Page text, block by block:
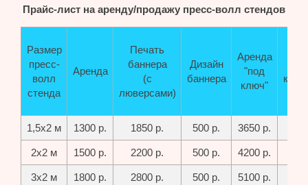
Прайс-лист на аренду/продажу пресс-волл стендов
Размер
пресс-
волл
стенда
Аренда
Печать
баннера
(с
люверсами)
Дизайн
баннера
Аренда
"под
ключ"
1,5х2 м 1300 р. 1850 р. 500 р. 3650 р.
2х2 м 1500 р. 2200 р. 500 р. 4200 р.
3х2 м 1800 р. 2800 р. 500 р. 5100 р.